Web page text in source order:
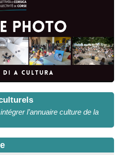
l’annuaire culture de la